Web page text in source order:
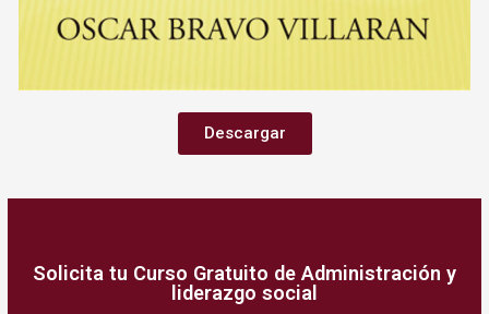
Descargar
Solicita tu Curso Gratuito de Administración y
liderazgo social